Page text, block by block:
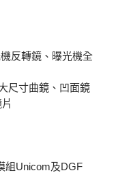
反轉鏡、曝光機全
尺寸曲鏡、凹面鏡
組Unicom及DGF